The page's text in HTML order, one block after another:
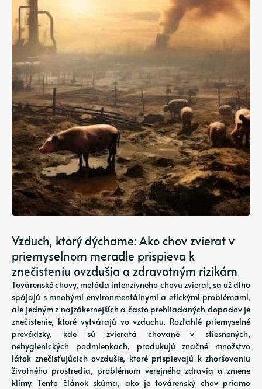
Vzduch, ktorý dýchame: Ako chov zvierat v
priemyselnom meradle prispieva k
znečisteniu ovzdušia a zdravotným rizikám
Továrenské chovy, metóda intenzívneho chovu zvierat, sa už dlho
spájajú s mnohými environmentálnymi a etickými problémami,
ale jedným z najzákernejších a často prehliadaných dopadov je
znečistenie, ktoré vytvárajú vo vzduchu. Rozľahlé priemyselné
prevádzky, kde sú zvieratá chované v stiesnených,
nehygienických podmienkach, produkujú značné množstvo
látok znečisťujúcich ovzdušie, ktoré prispievajú k zhoršovaniu
životného prostredia, problémom verejného zdravia a zmene
klímy. Tento článok skúma, ako je továrenský chov priamo